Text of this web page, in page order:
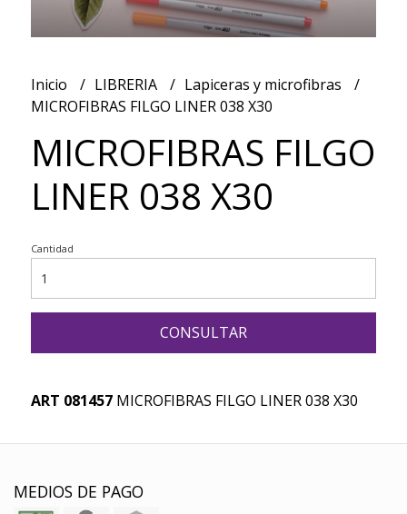
Inicio LIBRERIA
Lapiceras y microfibras
MICROFIBRAS FILGO LINER 038 X30
MICROFIBRAS FILGO
LINER 038 X30
Cantidad
CONSULTAR
ART 081457 MICROFIBRAS FILGO LINER 038 X30
MEDIOS DE PAGO